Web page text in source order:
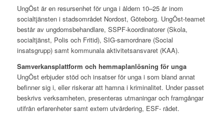
UngÖst är en resursenhet för unga i åldern 10–25 år inom
socialtjänsten i stadsområdet Nordost, Göteborg. UngÖst-teamet
består av ungdomsbehandlare, SSPF-koordinatorer (Skola,
socialtjänst, Polis och Fritid), SIG-samordnare (Social
insatsgrupp) samt kommunala aktivitetsansvaret (KAA).
Samverkansplattform och hemmaplanlösning för unga
UngÖst erbjuder stöd och insatser för unga i som bland annat
befinner sig i, eller riskerar att hamna i kriminalitet. Under passet
beskrivs verksamheten, presenteras utmaningar och framgångar
utifrån erfarenheter samt extern utvärdering, ESF- rådet.